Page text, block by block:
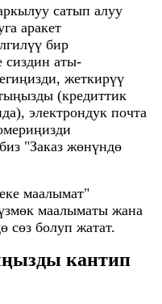
сатып алуу
аракет
бир
сиздин аты-
жеткирүү
(кредиттик
электрондук почта
"Заказ жөнүндө
маалымат"
маалыматы жана
сөз болуп жатат.
кантип